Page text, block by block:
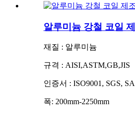
알루미늄 강철 코일
재질 : 알루미늄
규격 : AISI,ASTM,GB,JIS
인증서 : ISO9001, SGS,
폭: 200mm-2250mm